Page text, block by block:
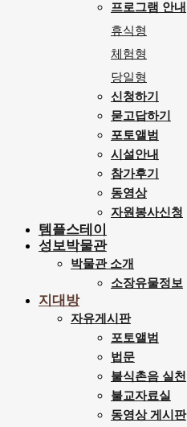
프로그램 안내
휴식형
체험형
당일형
신청하기
묻고답하기
포토앨범
시설안내
참가후기
동영상
자원봉사신청
템플스테이
성보박물관
박물관 소개
소장유물정보
지대방
자유게시판
포토앨범
법문
불식촌음 실천
불교자료실
동영상 게시판